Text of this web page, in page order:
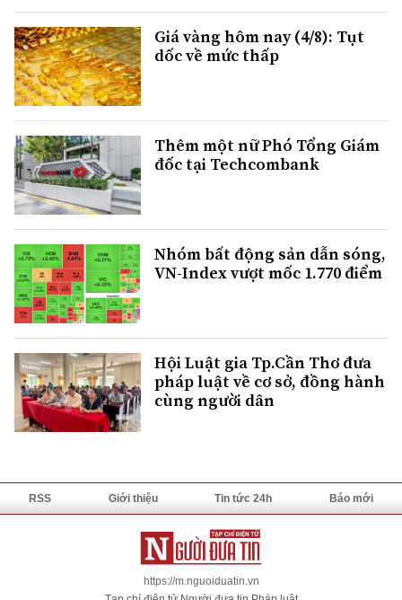
Giá vàng hôm nay (4/8): Tụt
dốc về mức thấp
Thêm một nữ Phó Tổng Giám
đốc tại Techcombank
Nhóm bất động sản dẫn sóng,
VN-Index vượt mốc 1.770 điểm
Hội Luật gia Tp.Cần Thơ đưa
pháp luật về cơ sở, đồng hành
cùng người dân
RSS Giới thiệu Tin tức 24h Báo mới
https://m.nguoiduatin.vn